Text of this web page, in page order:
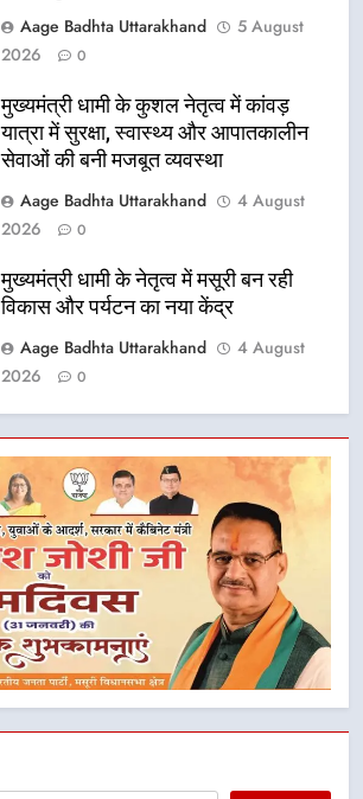
Aage Badhta Uttarakhand
5 August
2026
0
मुख्यमंत्री धामी के कुशल नेतृत्व में कांवड़
यात्रा में सुरक्षा, स्वास्थ्य और आपातकालीन
सेवाओं की बनी मजबूत व्यवस्था
Aage Badhta Uttarakhand
4 August
2026
0
मुख्यमंत्री धामी के नेतृत्व में मसूरी बन रही
विकास और पर्यटन का नया केंद्र
Aage Badhta Uttarakhand
4 August
2026
0